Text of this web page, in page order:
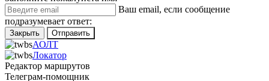
Ваш еmail, если сообщение
подразумевает ответ:
Закрыть Отправить
АОЛТ
Локатор
Редактор маршрутов
Телеграм-помощник